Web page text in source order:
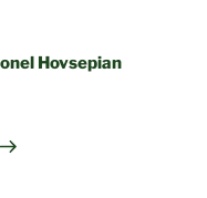
Hovsepian